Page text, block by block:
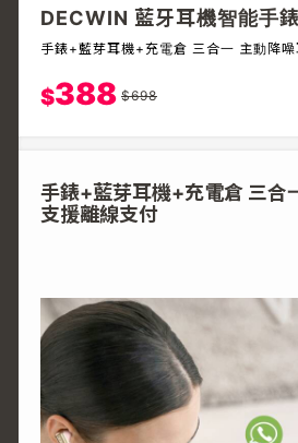
DECWIN 藍牙耳機智能手
手錶+藍芽耳機+充電倉 三合一 主動降
$388 $698
手錶+藍芽耳機+充電倉 三合
支援離線支付